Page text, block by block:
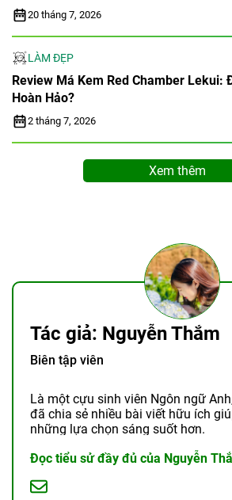
20 tháng 7, 2026
LÀM ĐẸP
Review Má Kem Red Chamber Lekui:
Hoàn Hảo?
2 tháng 7, 2026
Xem thêm
Tác giả: Nguyễn Thắm
Biên tập viên
Là một cựu sinh viên Ngôn ngữ
đã chia sẻ nhiều bài viết hữu ích
những lựa chọn sáng suốt hơn.
Đọc tiểu sử đầy đủ của Nguyễn